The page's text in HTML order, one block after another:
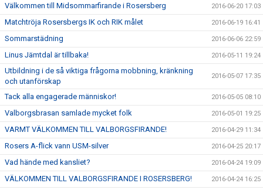
Välkommen till Midsommarfirande i Rosersberg 2016-06-20 17:03
Matchtröja Rosersbergs IK och RIK målet 2016-06-19 16:41
Sommarstädning 2016-06-06 22:59
Linus Jämtdal är tillbaka! 2016-05-11 19:24
Utbildning i de så viktiga frågorna mobbning, kränkning
och utanförskap
2016-05-07 17:35
Tack alla engagerade människor! 2016-05-05 08:10
Valborgsbrasan samlade mycket folk 2016-05-01 19:25
VARMT VÄLKOMMEN TILL VALBORGSFIRANDE! 2016-04-29 11:34
Rosers A-flick vann USM-silver 2016-04-25 20:17
Vad hände med kansliet? 2016-04-24 19:09
VÄLKOMMEN TILL VALBORGSFIRANDE I ROSERSBERG! 2016-04-24 16:25